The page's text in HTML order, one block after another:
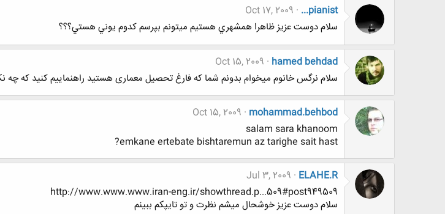
...pianist
Oct 17, 2009
سلام دوست عزيز ظاهرا همشهري هستيم ميتونم بپرسم كدوم يوني هستي؟؟؟
hamed behdad
Oct 15, 2009
سلام نرگس خانوم میخوام بدونم شما که فارغ تحصیل معماری هستید راهنماییم کنید که چه
mohammad.behbod
Oct 15, 2009
salam sara khanoom
emkane ertebate bishtaremun az tarighe sait hast?
ELAHE.R
Jul 3, 2009
http://www.www.www.iran-eng.ir/showthread.p...509#post949509
سلام دوست عزيز خوشحال ميشم نظرت و تو تايپكم ببينم